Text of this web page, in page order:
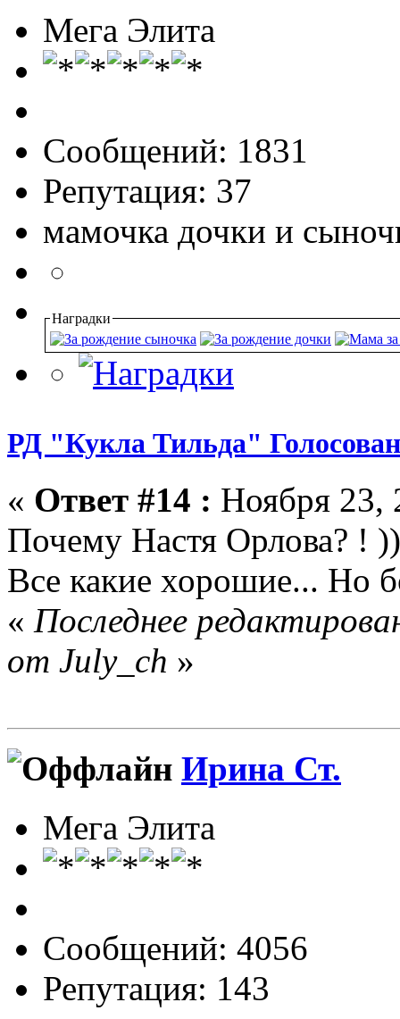
Мега Элита
Сообщений: 1831
Репутация: 37
мамочка дочки и
Наградки
РД "Кукла Тильда"
« Ответ #14 : Ноября 23,
Почему Настя Орлова? ! ))
Все какие хорошие... Но
« Последнее
от July_ch »
Ирина Ст.
Мега Элита
Сообщений: 4056
Репутация: 143